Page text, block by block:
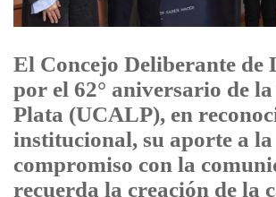
El Concejo Deliberante de
por el 62° aniversario de
Plata (UCALP), en
institucional, su aporte a
compromiso con la
recuerda la creación de la